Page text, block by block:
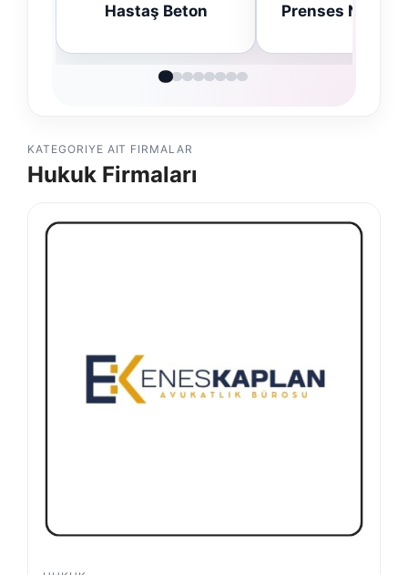
Prenses Night Club
Enes Kaplan
KATEGORIYE AIT FIRMALAR
Hukuk Firmaları